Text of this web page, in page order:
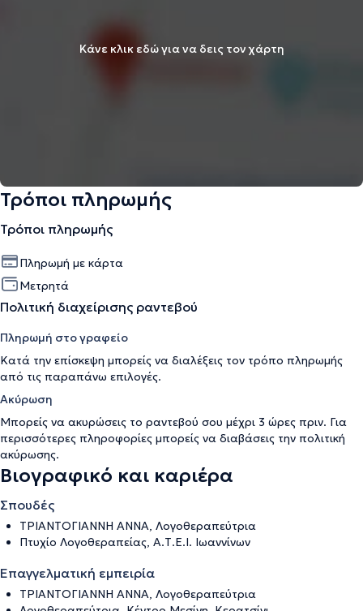
Κάνε κλικ εδώ για να δεις τον χάρτη
Τρόποι πληρωμής
Τρόποι πληρωμής
Πληρωμή με κάρτα
Μετρητά
Πολιτική διαχείρισης ραντεβού
Πληρωμή στο γραφείο
Κατά την επίσκεψη μπορείς να διαλέξεις τον τρόπο πληρωμής
από τις παραπάνω επιλογές.
Ακύρωση
Μπορείς να ακυρώσεις το ραντεβού σου μέχρι 3 ώρες πριν. Για
περισσότερες πληροφορίες μπορείς να διαβάσεις την πολιτική
ακύρωσης.
Βιογραφικό και καριέρα
Σπουδές
ΤΡΙΑΝΤΟΓΙΑΝΝΗ ΑΝΝΑ, Λογοθεραπεύτρια
Πτυχίο Λογοθεραπείας, Α.Τ.Ε.Ι. Ιωαννίνων
Επαγγελματική εμπειρία
ΤΡΙΑΝΤΟΓΙΑΝΝΗ ΑΝΝΑ, Λογοθεραπεύτρια